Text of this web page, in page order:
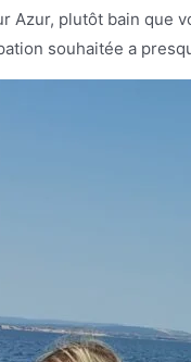
Azur, plutôt bain
souhaitée a